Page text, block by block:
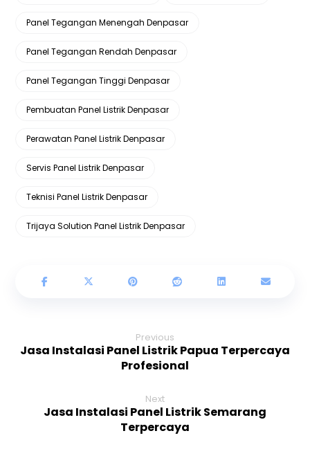
Panel Tegangan Menengah Denpasar
Panel Tegangan Rendah Denpasar
Panel Tegangan Tinggi Denpasar
Pembuatan Panel Listrik Denpasar
Perawatan Panel Listrik Denpasar
Servis Panel Listrik Denpasar
Teknisi Panel Listrik Denpasar
Trijaya Solution Panel Listrik Denpasar
Previous
Jasa Instalasi Panel Listrik Papua Terpercaya
Profesional
Next
Jasa Instalasi Panel Listrik Semarang
Terpercaya